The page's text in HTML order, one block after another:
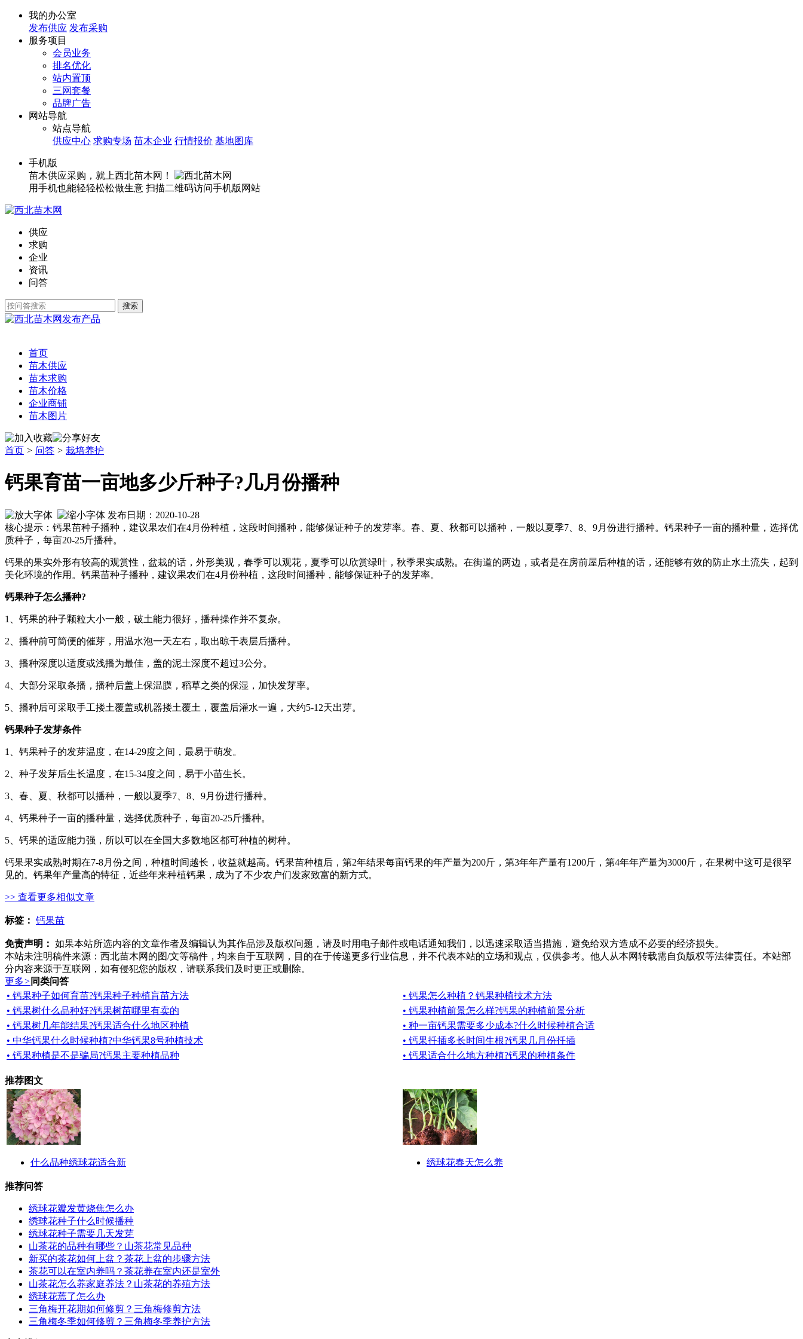
我的办公室
发布供应 发布采购
服务项目
会员业务
排名优化
站内置顶
三网套餐
品牌广告
网站导航
站点导航
供应中心 求购专场 苗木企业 行情报价 基地图库
手机版
苗木供应采购，就上西北苗木网！
用手机也能轻轻松松做生意 扫描二维码访问手机版网站
供应
求购
企业
资讯
问答
发布产品
首页
苗木供应
苗木求购
苗木价格
企业商铺
苗木图片
首页 > 问答 > 栽培养护
钙果育苗一亩地多少斤种子?几月份播种
发布日期：2020-10-28
核心提示：钙果苗种子播种，建议果农们在4月份种植，这段时间播种，能够保证种子的发芽率。春、夏、秋都可以播种，一般以夏季7、8、9月份进行播种。钙果种子一亩的播种量，选择优
质种子，每亩20-25斤播种。
钙果的果实外形有较高的观赏性，盆栽的话，外形美观，春季可以观花，夏季可以欣赏绿叶，秋季果实成熟。在街道的两边，或者是在房前屋后种植的话，还能够有效的防止水土流失，起到
美化环境的作用。钙果苗种子播种，建议果农们在4月份种植，这段时间播种，能够保证种子的发芽率。
钙果种子怎么播种?
1、钙果的种子颗粒大小一般，破土能力很好，播种操作并不复杂。
2、播种前可简便的催芽，用温水泡一天左右，取出晾干表层后播种。
3、播种深度以适度或浅播为最佳，盖的泥土深度不超过3公分。
4、大部分采取条播，播种后盖上保温膜，稻草之类的保湿，加快发芽率。
5、播种后可采取手工搂土覆盖或机器搂土覆土，覆盖后灌水一遍，大约5-12天出芽。
钙果种子发芽条件
1、钙果种子的发芽温度，在14-29度之间，最易于萌发。
2、种子发芽后生长温度，在15-34度之间，易于小苗生长。
3、春、夏、秋都可以播种，一般以夏季7、8、9月份进行播种。
4、钙果种子一亩的播种量，选择优质种子，每亩20-25斤播种。
5、钙果的适应能力强，所以可以在全国大多数地区都可种植的树种。
钙果果实成熟时期在7-8月份之间，种植时间越长，收益就越高。钙果苗种植后，第2年结果每亩钙果的年产量为200斤，第3年年产量有1200斤，第4年年产量为3000斤，在果树中这可是很罕
见的。钙果年产量高的特征，近些年来种植钙果，成为了不少农户们发家致富的新方式。
>> 查看更多相似文章
标签： 钙果苗
免责声明： 如果本站所选内容的文章作者及编辑认为其作品涉及版权问题，请及时用电子邮件或电话通知我们，以迅速采取适当措施，避免给双方造成不必要的经济损失。
本站未注明稿件来源：西北苗木网的图/文等稿件，均来自于互联网，目的在于传递更多行业信息，并不代表本站的立场和观点，仅供参考。他人从本网转载需自负版权等法律责任。本站部
分内容来源于互联网，如有侵犯您的版权，请联系我们及时更正或删除。
更多> 同类问答
• 钙果种子如何育苗?钙果种子种植肓苗方法
• 钙果怎么种植？钙果种植技术方法
• 钙果树什么品种好?钙果树苗哪里有卖的
• 钙果种植前景怎么样?钙果的种植前景分析
• 钙果树几年能结果?钙果适合什么地区种植
• 种一亩钙果需要多少成本?什么时候种植合适
• 中华钙果什么时候种植?中华钙果8号种植技术
• 钙果扦插多长时间生根?钙果几月份扦插
• 钙果种植是不是骗局?钙果主要种植品种
• 钙果适合什么地方种植?钙果的种植条件
推荐图文
什么品种绣球花适合新 绣球花春天怎么养
推荐问答
绣球花瓣发黄烧焦怎么办
绣球花种子什么时候播种
绣球花种子需要几天发芽
山茶花的品种有哪些？山茶花常见品种
新买的茶花如何上盆？茶花上盆的步骤方法
茶花可以在室内养吗？茶花养在室内还是室外
山茶花怎么养家庭养法？山茶花的养殖方法
绣球花蔫了怎么办
三角梅开花期如何修剪？三角梅修剪方法
三角梅冬季如何修剪？三角梅冬季养护方法